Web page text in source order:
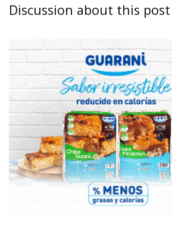
Discussion about this post